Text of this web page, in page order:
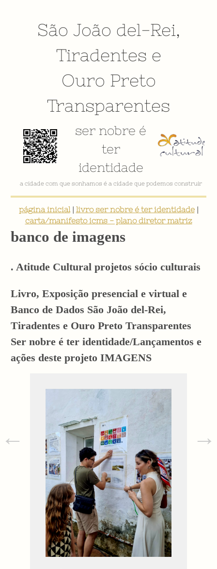
São João del-Rei,
Tiradentes e
Ouro Preto
Transparentes
ser nobre é
ter
identidade
VÍDEO INSTITUCIONAL
página inicial| livro ser nobre é ter identidade|
carta/manifesto icms - plano diretor matriz
banco de imagens
. Atitude Cultural projetos sócio culturais
Livro, Exposição presencial e virtual e
Banco de Dados São João del-Rei,
Tiradentes e Ouro Preto Transparentes
Ser nobre é ter identidade/Lançamentos e
ações deste projeto IMAGENS
← →